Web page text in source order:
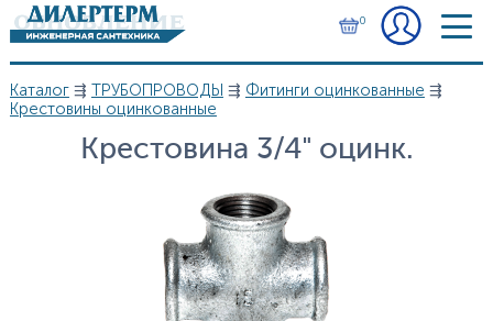
Перейти к основному содержанию
0
Вы здесь
Каталог⇶ ТРУБОПРОВОДЫ ⇶ Фитинги оцинкованные ⇶
Крестовины оцинкованные
Крестовина 3/4" оцинк.